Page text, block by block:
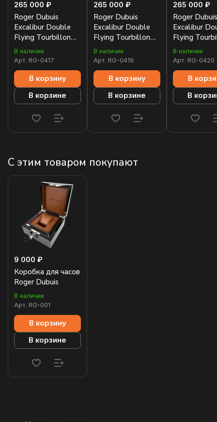
265 000 ₽
Roger Dubuis
Excalibur Double
Flying Tourbillon
45mm
RDDBEX0250
В наличии
Арт. RG-0417
В корзину
В корзине
265 000 ₽
Roger Dubuis
Excalibur Double
Flying Tourbillon
45mm
RDDBEX0249
В наличии
Арт. RG-0419
В корзину
В корзине
265 000 ₽
Roger Dubuis
Excalibur
Flying
45mm
В наличии
Арт. RG-0420
В
В
С этим товаром покупают
9 000 ₽
Коробка для часов
Roger Dubuis
В наличии
Арт. RG-001
В корзину
В корзине